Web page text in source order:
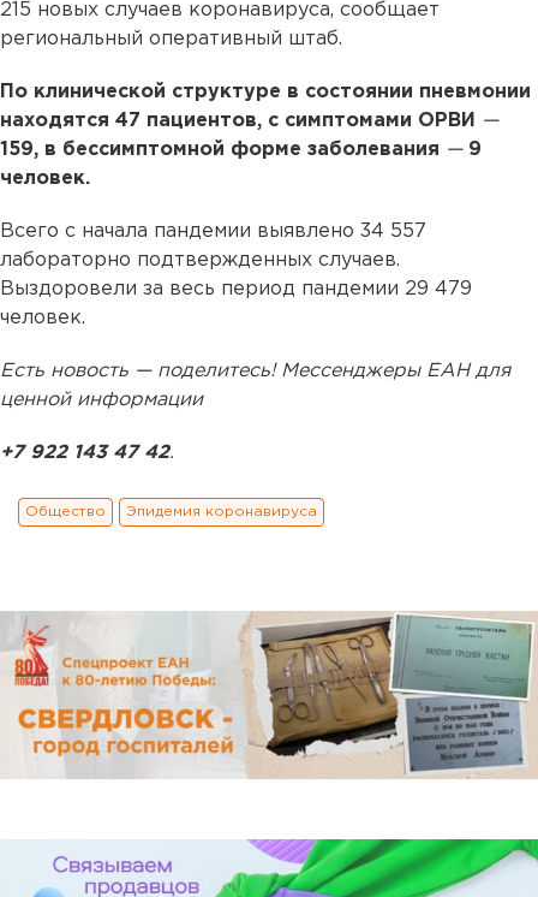
215 новых случаев коронавируса, сообщает
региональный оперативный штаб.
По клинической структуре в состоянии пневмонии
находятся 47 пациентов, с симптомами ОРВИ
—
159, в бессимптомной форме заболевания —9
человек.
Всего с начала пандемии выявлено 34 557
лабораторно подтвержденных случаев.
Выздоровели за весь период пандемии 29 479
человек.
Есть новость — поделитесь! Мессенджеры ЕАН для
ценной информации
+7 922 143 47 42.
Общество Эпидемия коронавируса